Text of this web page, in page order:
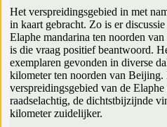
Het verspreidingsgebied in met
in kaart gebracht. Zo is er
Elaphe mandarina ten noorden
is die vraag positief beantwoord.
exemplaren gevonden in diverse
kilometer ten noorden van Beijing.
verspreidingsgebied van de
raadselachtig, de dichtstbijzijnde
kilometer zuidelijker.